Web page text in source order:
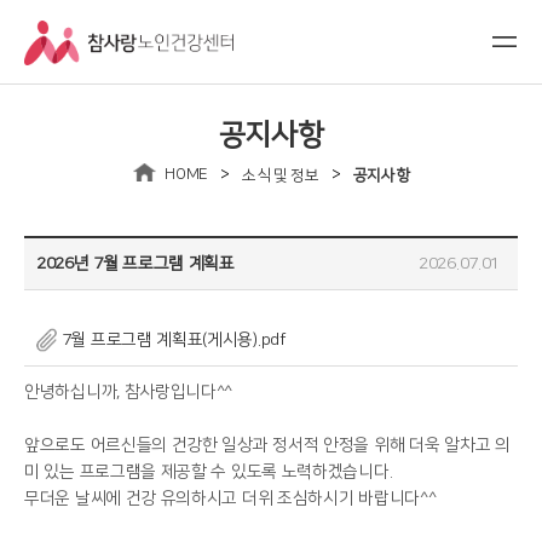
공지사항
HOME > 소식 및 정보 > 공지사항
2026년 7월 프로그램 계획표 2026.07.01
7월 프로그램 계획표(게시용).pdf
안녕하십니까, 참사랑입니다^^
앞으로도 어르신들의 건강한 일상과 정서적 안정을 위해 더욱 알차고 의
미 있는 프로그램을 제공할 수 있도록 노력하겠습니다.
무더운 날씨에 건강 유의하시고 더위 조심하시기 바랍니다^^